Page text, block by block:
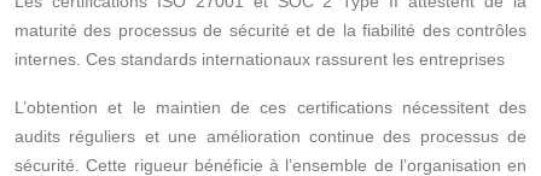
maturité des processus de sécurité et de la fiabilité des contrôles
internes. Ces standards internationaux rassurent les entreprises
L’obtention et le maintien de ces certifications nécessitent des
audits réguliers et une amélioration continue des processus de
sécurité. Cette rigueur bénéficie à l’ensemble de l’organisation en